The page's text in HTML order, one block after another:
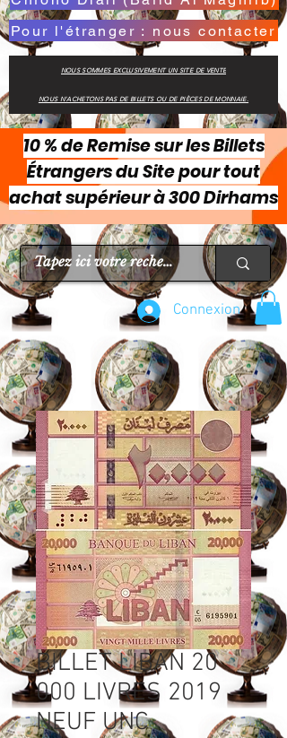
Pour l'étranger : nous contacter
NOUS SOMMES EXCLUSIVEMENT UN SITE DE VENTE
NOUS N'ACHETONS PAS DE BILLETS OU DE PIÈCES DE MONNAIE.
10 % de Remise sur les Billets
Étrangers du Site pour tout
achat supérieur à 300 Dirhams
Connexion
BILLET LIBAN 20
000 LIVRES 2019
NEUF UNC